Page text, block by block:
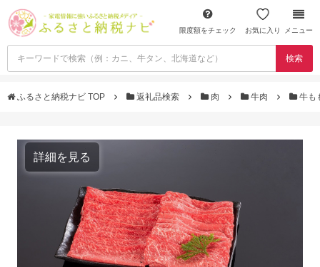
限度額をチェック お気に入り メニュー
検索
ふるさと納税ナビ TOP 返礼品検索 肉 牛肉 牛も
詳細を見る